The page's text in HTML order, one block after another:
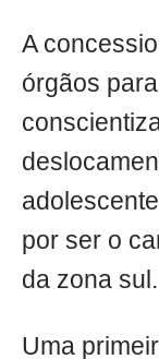
A
órgãos
por ser o
da zona sul.
Uma